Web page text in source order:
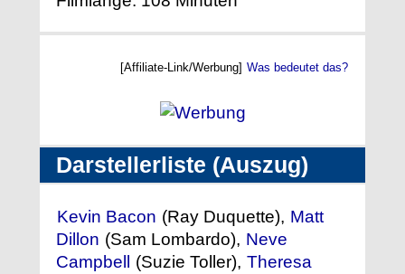
[Affiliate-Link/Werbung] Was bedeutet das?
Darstellerliste (Auszug)
Kevin Bacon (Ray Duquette), Matt
Dillon (Sam Lombardo), Neve
Campbell
(Suzie Toller), Theresa